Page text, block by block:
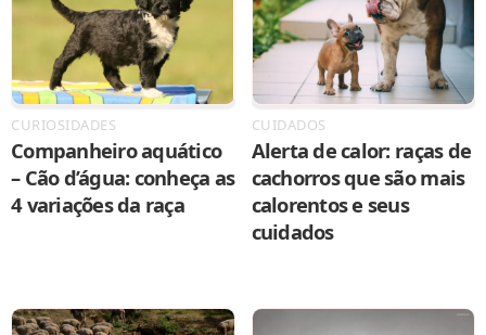
CURIOSIDADES
Companheiro aquático
– Cão d’água: conheça as
4 variações da raça
CUIDADOS
Alerta de calor: raças de
cachorros que são mais
calorentos e seus
cuidados